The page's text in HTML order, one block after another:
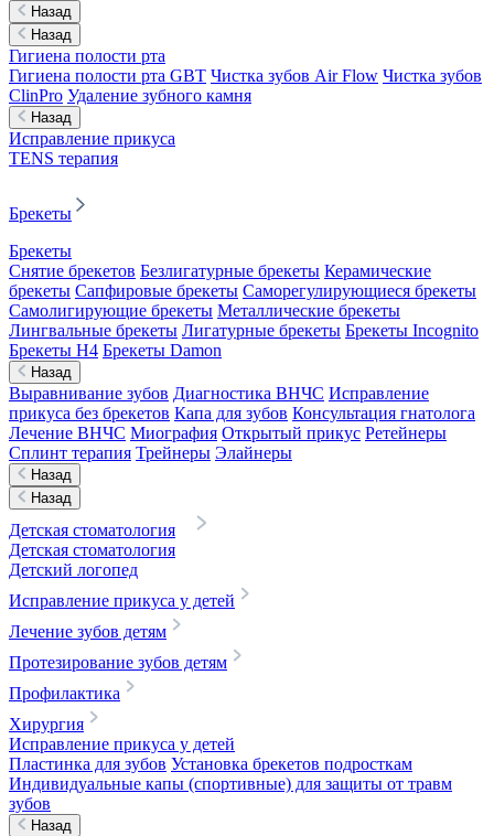
Назад
Назад
Гигиена полости рта
Гигиена полости рта GBT Чистка зубов Air Flow Чистка зубов
ClinPro Удаление зубного камня
Назад
Исправление прикуса
TENS терапия
Брекеты
Брекеты
Снятие брекетов Безлигатурные брекеты Керамические
брекеты Сапфировые брекеты Саморегулирующиеся брекеты
Самолигирующие брекеты Металлические брекеты
Лингвальные брекеты Лигатурные брекеты Брекеты Incognito
Брекеты H4 Брекеты Damon
Назад
Выравнивание зубов Диагностика ВНЧС Исправление
прикуса без брекетов Капа для зубов Консультация гнатолога
Лечение ВНЧС Миография Открытый прикус Ретейнеры
Сплинт терапия Трейнеры Элайнеры
Назад
Назад
Детская стоматология
Детская стоматология
Детский логопед
Исправление прикуса у детей
Лечение зубов детям
Протезирование зубов детям
Профилактика
Хирургия
Исправление прикуса у детей
Пластинка для зубов Установка брекетов подросткам
Индивидуальные капы (спортивные) для защиты от травм
зубов
Назад